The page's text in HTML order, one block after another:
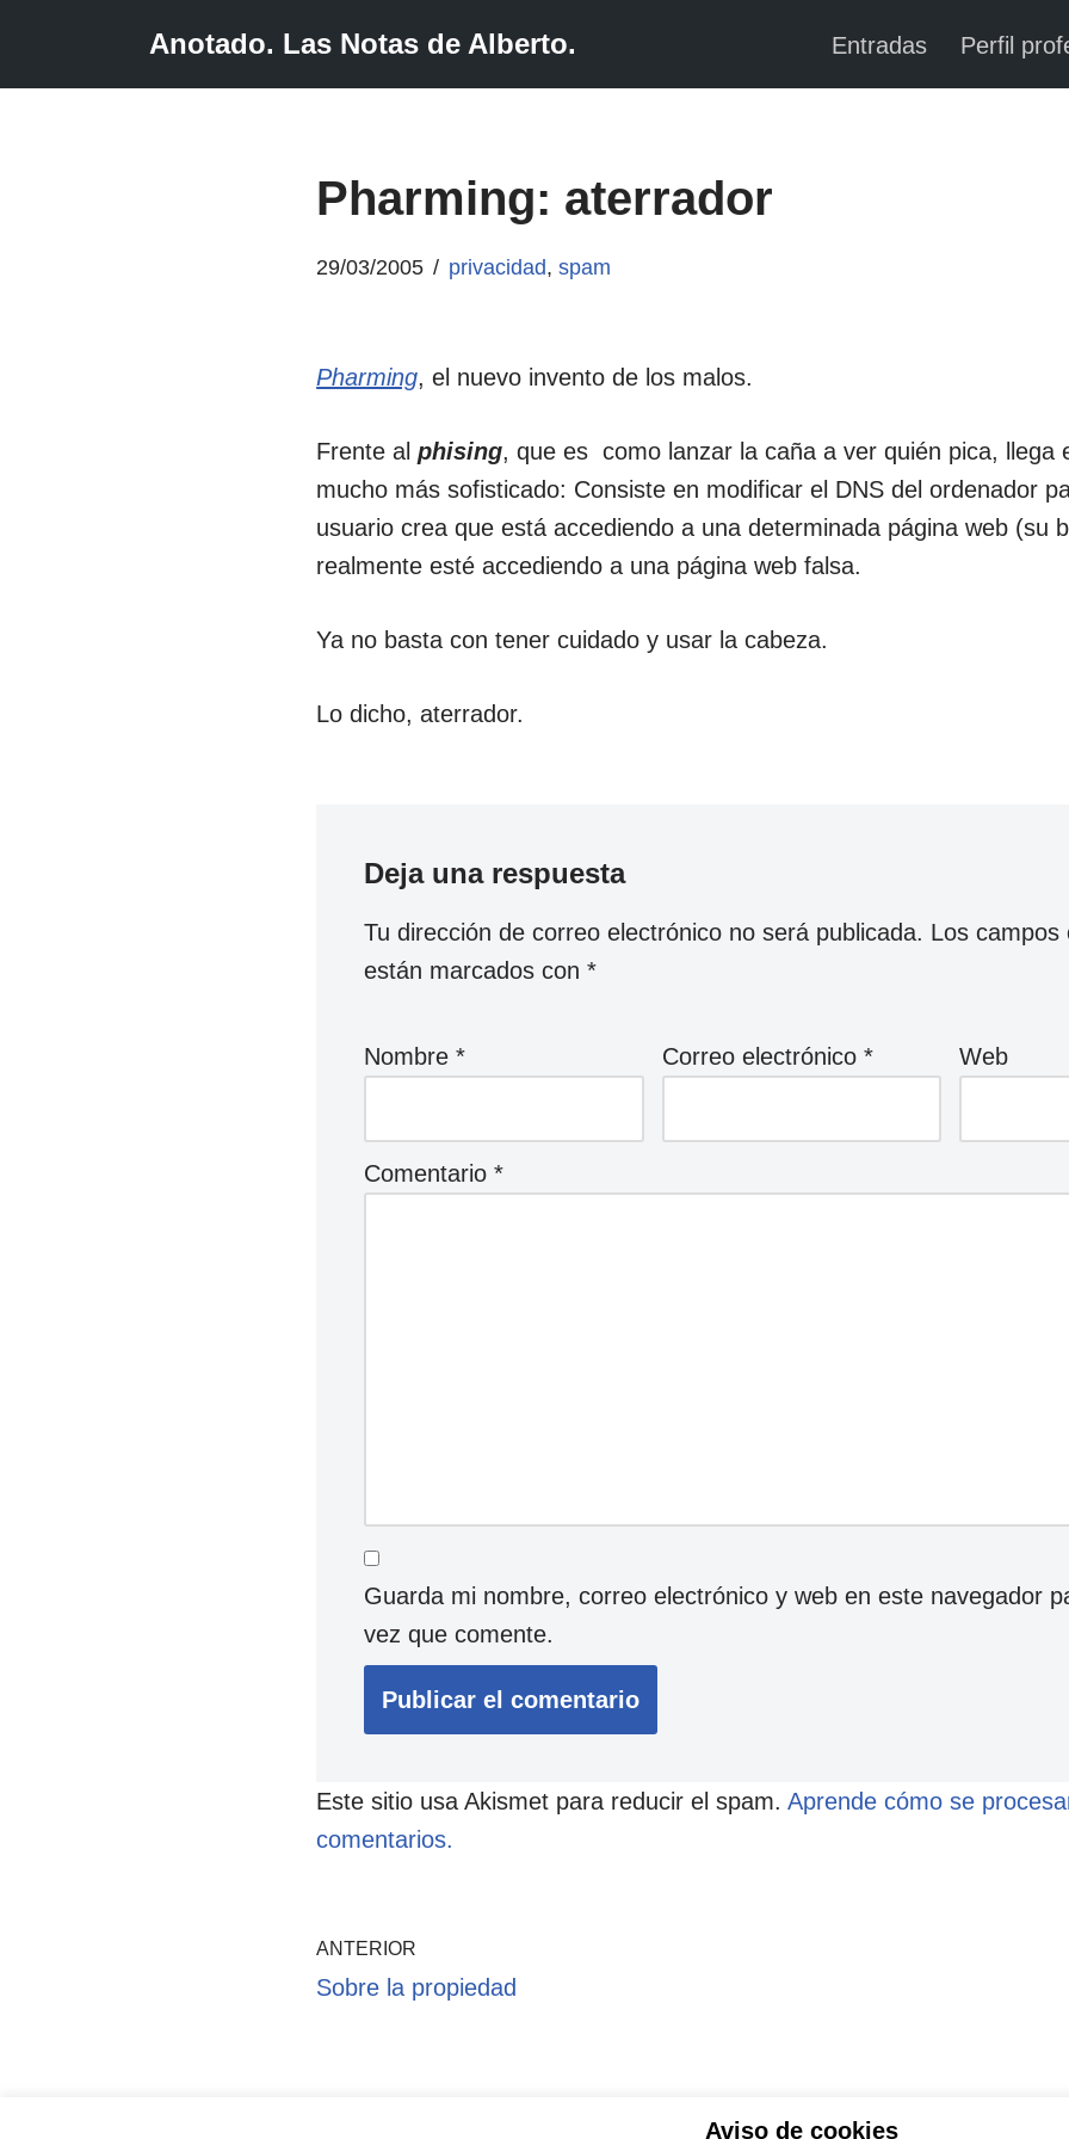
Anotado. Las Notas de Alberto. Entradas Perfil
Pharming: aterrador
29/03/2005 privacidad,spam
Pharming, el nuevo invento de los malos.
Frente alphising, que es como lanzar la caña a ver quién pica, llega
mucho más sofisticado: Consiste en modificar el DNS del ordenador
usuario crea que está accediendo a una determinada página web (su
realmente esté accediendo a una página web falsa.
Ya no basta con tener cuidado y usar la cabeza.
Lo dicho, aterrador.
Deja una respuesta
Tu dirección de correo electrónico no será publicada. Los campos
están marcados con*
Nombre* Correo electrónico * Web
Comentario*
Guarda mi nombre, correo electrónico y web en este navegador
vez que comente.
Este sitio usa Akismet para reducir el spam.Aprende cómo se
comentarios.
ANTERIOR
Sobre la propiedad
Aviso de cookies